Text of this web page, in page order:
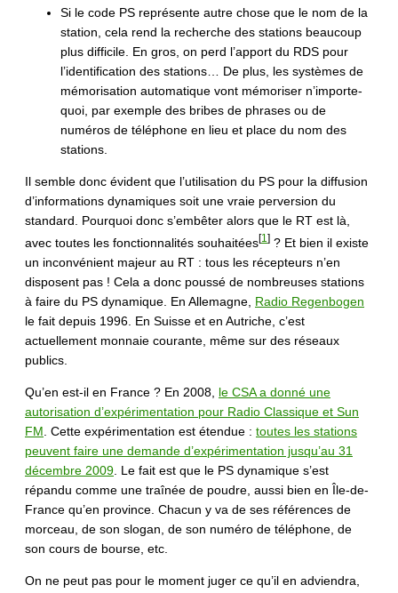
Si le code PS représente autre chose que le nom de la
station, cela rend la recherche des stations beaucoup
plus difficile. En gros, on perd l’apport du RDS pour
l’identification des stations… De plus, les systèmes de
mémorisation automatique vont mémoriser n’importe-
quoi, par exemple des bribes de phrases ou de
numéros de téléphone en lieu et place du nom des
stations.
Il semble donc évident que l’utilisation du PS pour la diffusion
d’informations dynamiques soit une vraie perversion du
standard. Pourquoi donc s’embêter alors que le RT est là,
avec toutes les fonctionnalités souhaitées[1 ] ? Et bien il existe
un inconvénient majeur au RT : tous les récepteurs n’en
disposent pas ! Cela a donc poussé de nombreuses stations
à faire du PS dynamique. En Allemagne, Radio Regenbogen
le fait depuis 1996. En Suisse et en Autriche, c’est
actuellement monnaie courante, même sur des réseaux
publics.
Qu’en est-il en France ? En 2008, le CSA a donné une
autorisation d’expérimentation pour Radio Classique et Sun
FM . Cette expérimentation est étendue : toutes les stations
peuvent faire une demande d’expérimentation jusqu’au 31
décembre 2009 . Le fait est que le PS dynamique s’est
répandu comme une traînée de poudre, aussi bien en Île-de-
France qu’en province. Chacun y va de ses références de
morceau, de son slogan, de son numéro de téléphone, de
son cours de bourse, etc.
On ne peut pas pour le moment juger ce qu’il en adviendra,